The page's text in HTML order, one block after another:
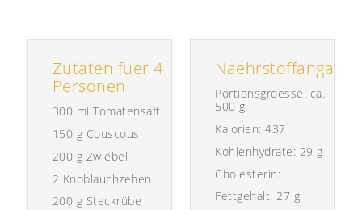
Portionsgroesse: ca.
500 g
Kalorien:437
Kohlenhydrate: 29 g
Cholesterin:
Fettgehalt:27 g
Zutaten fuer4
Personen
300 ml Tomatensaft
150 g Couscous
200 g Zwiebel
2 Knoblauchzehen
200 g Steckrübe